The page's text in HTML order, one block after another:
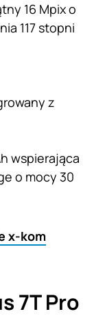
16 Mpix o
117 stopni
z
wspierająca
o mocy 30
x-kom
7T Pro